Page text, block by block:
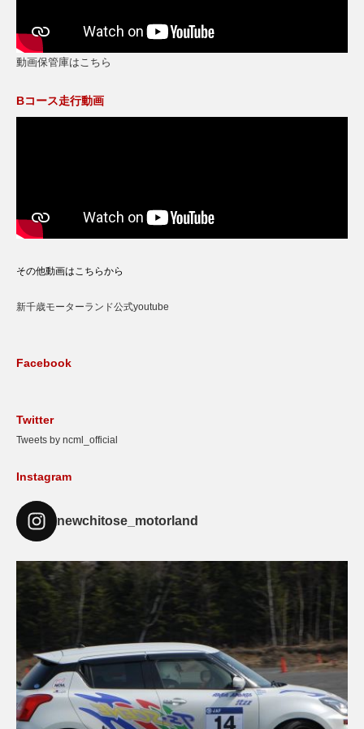
動画保管庫はこちら
Bコース走行動画
その他動画はこちらから
新千歳モーターランド公式youtube
Facebook
Twitter
Tweets by ncml_official
Instagram
newchitose_motorland